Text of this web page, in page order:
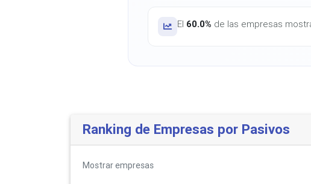
El 60.0% de las empresas
Ranking de Empresas por Pasivos
Mostrarempresas